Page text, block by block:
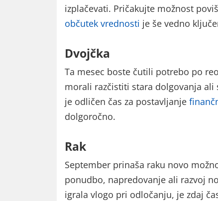
izplačevati. Pričakujte možnost
občutek vrednosti je še vedno
Dvojčka
Ta mesec boste čutili potrebo po
morali razčistiti stara dolgovanja
je odličen čas za postavljanje
dolgoročno.
Rak
September prinaša raku novo
ponudbo, napredovanje ali razvoj
igrala vlogo pri odločanju, je zdaj